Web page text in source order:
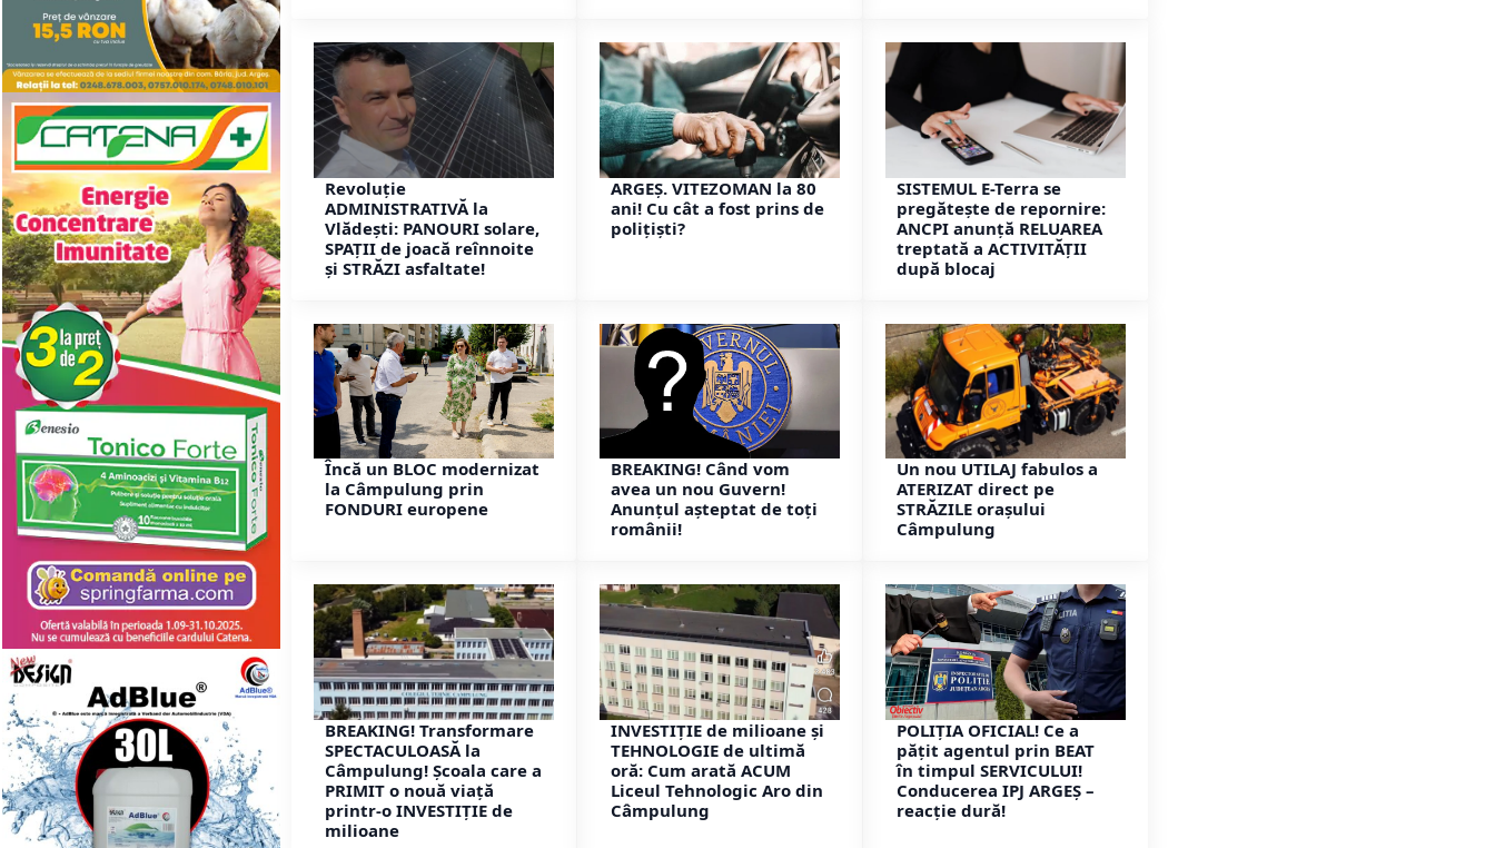
Revoluție
ADMINISTRATIVĂ la
Vlădești: PANOURI solare,
SPAȚII de joacă reînnoite
și STRĂZI asfaltate!
ARGEȘ. VITEZOMAN la 80
ani! Cu cât a fost prins de
polițiști?
SISTEMUL E-Terra se
pregătește de repornire:
ANCPI anunță RELUAREA
treptată a ACTIVITĂȚII
după blocaj
Încă un BLOC modernizat
la Câmpulung prin
FONDURI europene
BREAKING! Când vom
avea un nou Guvern!
Anunțul așteptat de toți
românii!
Un nou UTILAJ fabulos a
ATERIZAT direct pe
STRĂZILE orașului
Câmpulung
BREAKING! Transformare
SPECTACULOASĂ la
Câmpulung! Școala care a
PRIMIT o nouă viață
printr-o INVESTIȚIE de
milioane
INVESTIȚIE de milioane și
TEHNOLOGIE de ultimă
oră: Cum arată ACUM
Liceul Tehnologic Aro din
Câmpulung
POLIȚIA OFICIAL! Ce a
pățit agentul prin BEAT
în timpul SERVICULUI!
Conducerea IPJ ARGEȘ –
reacție dură!